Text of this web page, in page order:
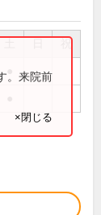
祝
。来院前
×閉じる